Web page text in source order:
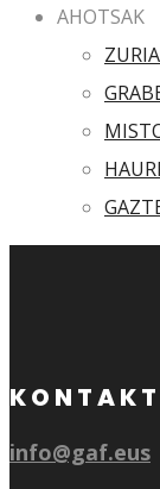
AHOTSAK
info@gaf.eus